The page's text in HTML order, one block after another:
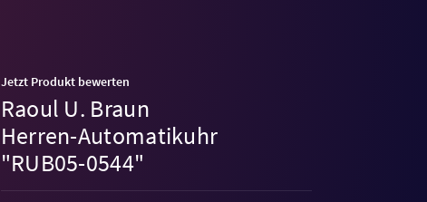
Jetzt Produkt bewerten
Raoul U. Braun
Herren-Automatikuhr
"RUB05-0544"